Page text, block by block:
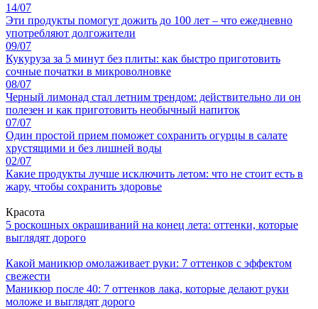
14/07
Эти продукты помогут дожить до 100 лет – что ежедневно
употребляют долгожители
09/07
Кукуруза за 5 минут без плиты: как быстро приготовить
сочные початки в микроволновке
08/07
Черный лимонад стал летним трендом: действительно ли он
полезен и как приготовить необычный напиток
07/07
Один простой прием поможет сохранить огурцы в салате
хрустящими и без лишней воды
02/07
Какие продукты лучше исключить летом: что не стоит есть в
жару, чтобы сохранить здоровье
Красота
5 роскошных окрашиваний на конец лета: оттенки, которые
выглядят дорого
Какой маникюр омолаживает руки: 7 оттенков с эффектом
свежести
Маникюр после 40: 7 оттенков лака, которые делают руки
моложе и выглядят дорого